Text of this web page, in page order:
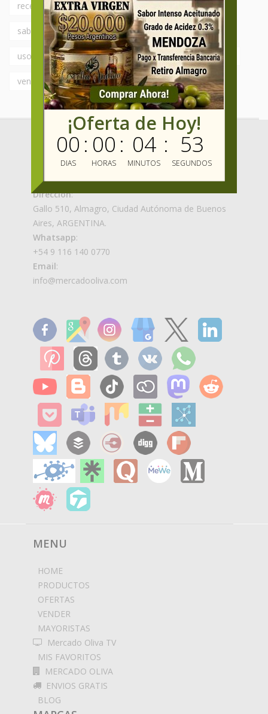
recetas simples revendedores sabor fresco
sabor intenso Saborizados saludable
usos del aceite de oliva variedades varietales
vender aceite de oliva
Dirección:
Gallo 510, Almagro, Ciudad Autónoma de Buenos
Aires, ARGENTINA.
Whatsapp:
+54 9 116 140 0770
Email:
info@mercadooliva.com
MENU
HOME
PRODUCTOS
OFERTAS
VENDER
MAYORISTAS
Mercado Oliva TV
MIS FAVORITOS
MERCADO OLIVA
ENVIOS GRATIS
BLOG
¡Oferta de Hoy!
00
DIAS
: 00
HORAS
: 04
MINUTOS
: 52
SEGUNDOS